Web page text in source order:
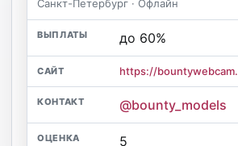
Санкт-Петербург · Офлайн
до 60%
https://
@bounty_models
5